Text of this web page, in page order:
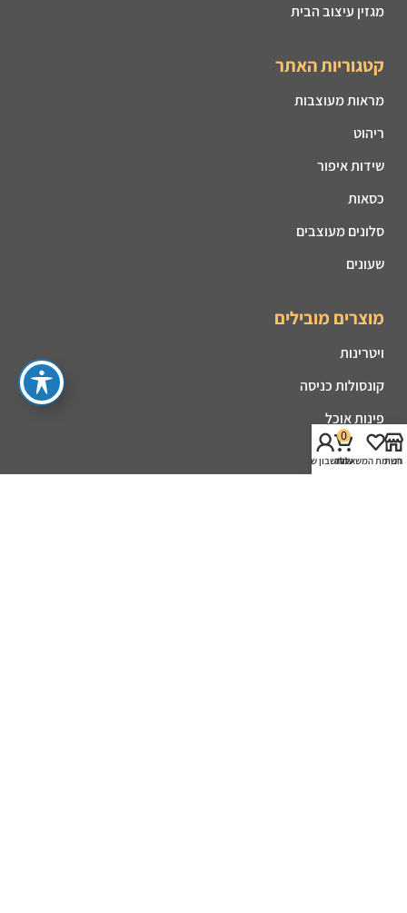
מגזין עיצוב הבית
קטגוריות האתר
מראות מעוצבות
ריהוט
שידות איפור
כסאות
סלונים מעוצבים
שעונים
מוצרים מובילים
ויטרינות
קונסולות כניסה
פינות אוכל
מזנונים
חנות
רשימת המשאלות
0
עגלה
החשבון שלי